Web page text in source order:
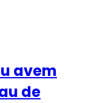
avem
de